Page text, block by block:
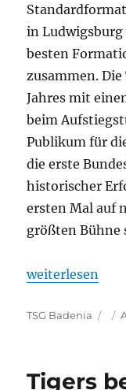
in
besten
zusammen.
Jahres mit
beim
Publikum für
die erste
historischer
ersten Mal auf
größten Bühne
„Die Tigers auf
weiterlesen
Autor
TSG Badenia
Tigers